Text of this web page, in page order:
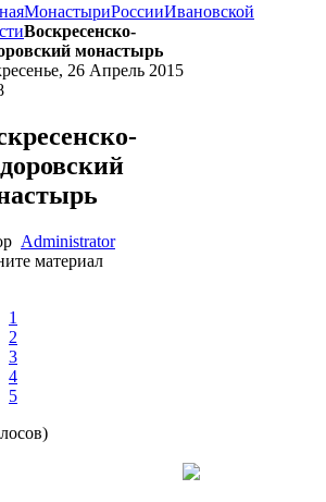
МонастыриРоссииИвановской
Воскресенско-
монастырь
26 Апрель 2015
Administrator
материал
1
2
3
4
5